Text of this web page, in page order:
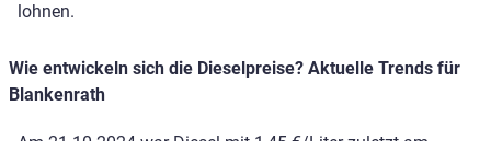
lohnen.
Wie entwickeln sich die Dieselpreise? Aktuelle Trends für
Blankenrath